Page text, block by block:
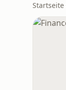
Startseite